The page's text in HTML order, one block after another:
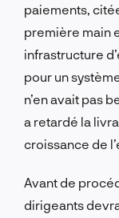
paiements,
première main
infrastructure
pour un
n’en avait pas
a retardé la
croissance de
Avant de
dirigeants